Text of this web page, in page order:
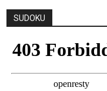
SUDOKU